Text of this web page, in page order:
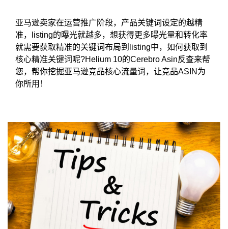
亚马逊卖家在运营推广阶段，产品关键词设定的越精
准，listing的曝光就越多，想获得更多曝光量和转化率
就需要获取精准的关键词布局到listing中，如何获取到
核心精准关键词呢?Helium 10的Cerebro Asin反查来帮
您，帮你挖掘亚马逊竞品核心流量词，让竞品ASIN为
你所用！